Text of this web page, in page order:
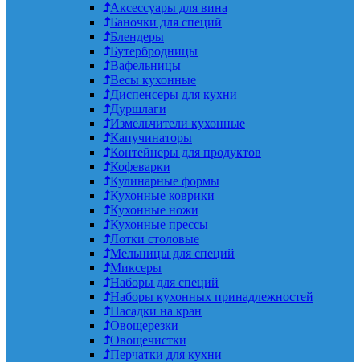
Аксессуары для вина
Баночки для специй
Блендеры
Бутербродницы
Вафельницы
Весы кухонные
Диспенсеры для кухни
Дуршлаги
Измельчители кухонные
Капучинаторы
Контейнеры для продуктов
Кофеварки
Кулинарные формы
Кухонные коврики
Кухонные ножи
Кухонные прессы
Лотки столовые
Мельницы для специй
Миксеры
Наборы для специй
Наборы кухонных принадлежностей
Насадки на кран
Овощерезки
Овощечистки
Перчатки для кухни